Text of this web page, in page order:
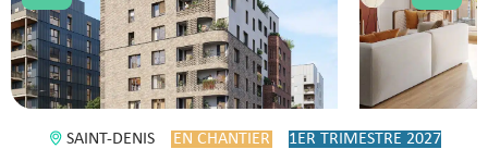
SAINT-DENIS EN CHANTIER 1ER TRIMESTRE 2027